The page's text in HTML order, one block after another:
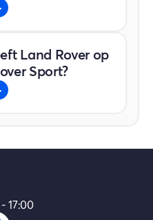
de enorme
voor 5
over een
kofferbak voor
Land Rover op
Sport?
17:00